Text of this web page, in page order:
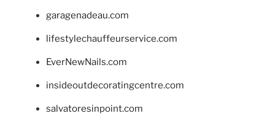
garagenadeau.com
lifestylechauffeurservice.com
EverNewNails.com
insideoutdecoratingcentre.com
salvatoresinpoint.com